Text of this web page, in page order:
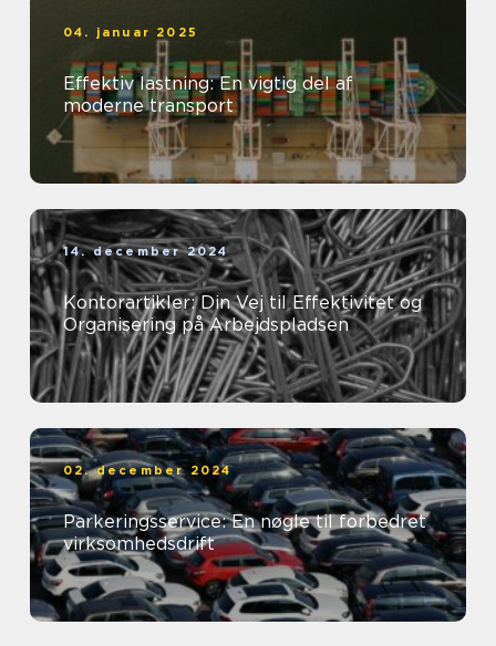
04. januar 2025
Effektiv lastning: En vigtig del af
moderne transport
14. december 2024
Kontorartikler: Din Vej til Effektivitet og
Organisering på Arbejdspladsen
02. december 2024
Parkeringsservice: En nøgle til forbedret
virksomhedsdrift